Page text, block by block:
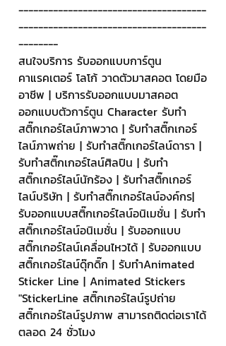
--------------------------------------
--------------------------------------
--------
สนใจบริการ รับออกแบบการ์ตูน
คาแรคเตอร์ โลโก้ วาดตัวมาสคอต โดยมือ
อาชีพ | บริการรับออกแบบมาสคอต
ออกแบบตัวการ์ตูน Character รับทำ
สติ๊กเกอร์ไลน์ภาพวาด | รับทำสติ๊กเกอร์
ไลน์ภาพถ่าย | รับทำสติ๊กเกอร์ไลน์ดารา |
รับทำสติ๊กเกอร์ไลน์ศิลปิน | รับทำ
สติ๊กเกอร์ไลน์นักร้อง | รับทำสติ๊กเกอร์
ไลน์บริษัท | รับทำสติ๊กเกอร์ไลน์องค์กร|
รับออกแบบสติ๊กเกอร์ไลน์อนิเมชั่น | รับทำ
สติ๊กเกอร์ไลน์อนิเมชั่น | รับออกแบบ
สติ๊กเกอร์ไลน์เคลื่อนไหวได้ | รับออกแบบ
สติ๊กเกอร์ไลน์ดุ๊กดิ๊ก | รับทำAnimated
Sticker Line | Animated Stickers
"StickerLine สติ๊กเกอร์ไลน์รูปถ่าย
สติ๊กเกอร์ไลน์รูปภาพ สามารถติดต่อเราได้
ตลอด 24 ชั่วโมง